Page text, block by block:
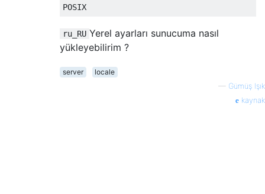
ru_RU Yerel ayarları sunucuma nasıl
yükleyebilirim ?
server
locale
— Gümüş Işık
kaynak